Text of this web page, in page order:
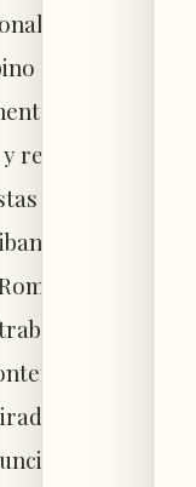
de Beirut.
como
arraigado
reúne piezas
italianos
italiano
desde
de
sobre el
como un